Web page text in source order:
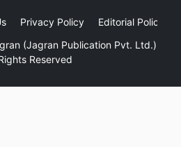
Privacy Policy
Editorial Policy
(Jagran Publication Pvt. Ltd.)
Reserved